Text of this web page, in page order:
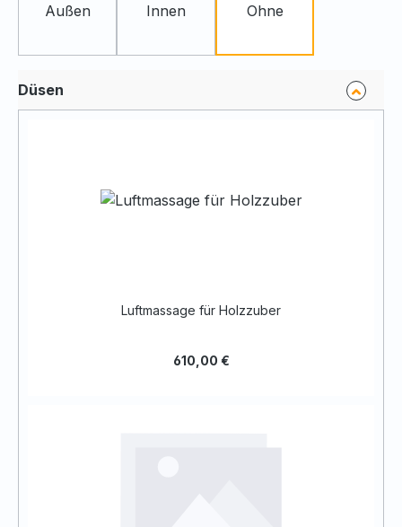
Außen Innen Ohne
Düsen
Luftmassage für Holzzuber
610,00 €